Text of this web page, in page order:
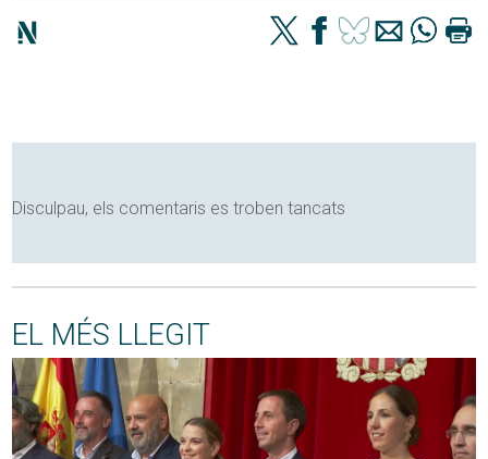
Disculpau, els comentaris es troben tancats
EL MÉS LLEGIT